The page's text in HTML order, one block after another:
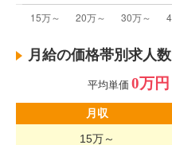
月給の価格帯別求人数
平均単価 0万円
月収
15万～